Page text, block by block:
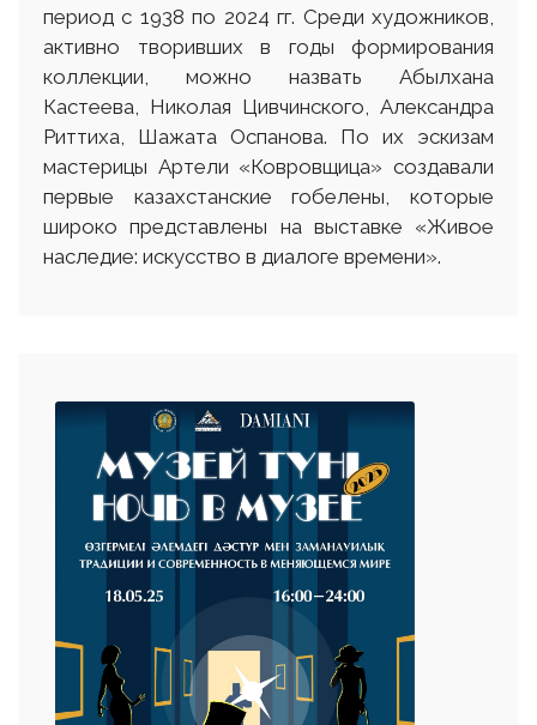
период с 1938 по 2024 гг. Среди художников,
активно творивших в годы формирования
коллекции, можно назвать Абылхана
Кастеева, Николая Цивчинского, Александра
Риттиха, Шажата Оспанова. По их эскизам
мастерицы Артели «Ковровщица» создавали
первые казахстанские гобелены, которые
широко представлены на выставке «Живое
наследие: искусство в диалоге времени».